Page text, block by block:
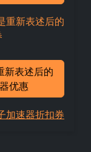
重新表述后的
新表述后的
优惠
加速器折扣券